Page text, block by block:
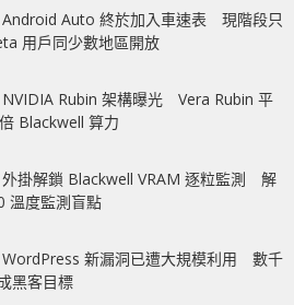
Android Auto 終於加入車速表 現階段只
用戶同少數地區開放
Rubin 架構曝光 Vera Rubin 平
Blackwell 算力
外掛解鎖 Blackwell VRAM 逐粒監測 解
溫度監測盲點
WordPress 新漏洞已遭大規模利用 數千
黑客目標